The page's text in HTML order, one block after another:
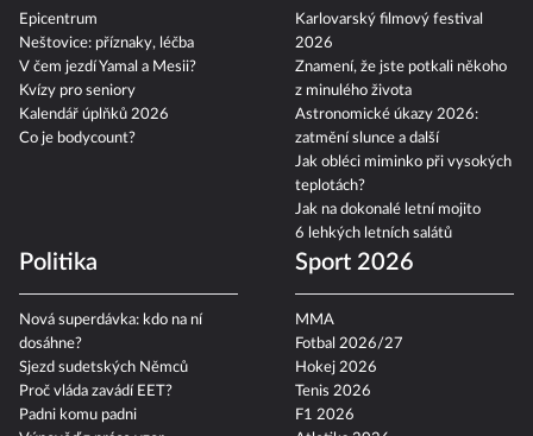
Epicentrum
Neštovice: příznaky, léčba
V čem jezdí Yamal a Mesii?
Kvízy pro seniory
Kalendář úplňků 2026
Co je bodycount?
Karlovarský filmový festival
2026
Znamení, že jste potkali někoho
z minulého života
Astronomické úkazy 2026:
zatmění slunce a další
Jak obléci miminko při vysokých
teplotách?
Jak na dokonalé letní mojito
6 lehkých letních salátů
Politika
Nová superdávka: kdo na ní
dosáhne?
Sjezd sudetských Němců
Proč vláda zavádí EET?
Padni komu padni
Sport 2026
MMA
Fotbal 2026/27
Hokej 2026
Tenis 2026
F1 2026